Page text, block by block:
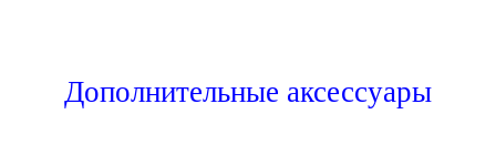
Дополнительные аксессуары